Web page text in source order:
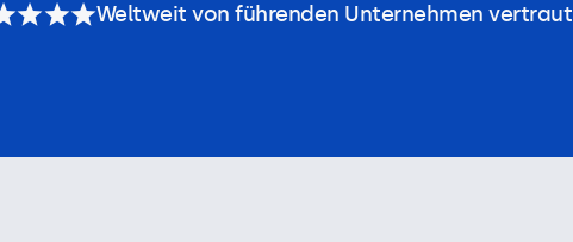
Weltweit von führenden Unternehmen vertraut